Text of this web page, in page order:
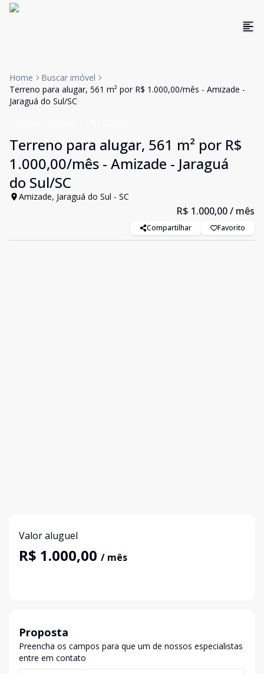
Home
Buscar imóvel
Terreno para alugar, 561 m² por R$ 1.000,00/mês - Amizade -
Jaraguá do Sul/SC
Terreno para alugar, 561 m² por R$
1.000,00/mês - Amizade - Jaraguá
do Sul/SC
Amizade, Jaraguá do Sul - SC
R$ 1.000,00/ mês
Compartilhar Favorito
Valor aluguel
R$ 1.000,00 / mês
Proposta
Preencha os campos para que um de nossos especialistas
entre em contato